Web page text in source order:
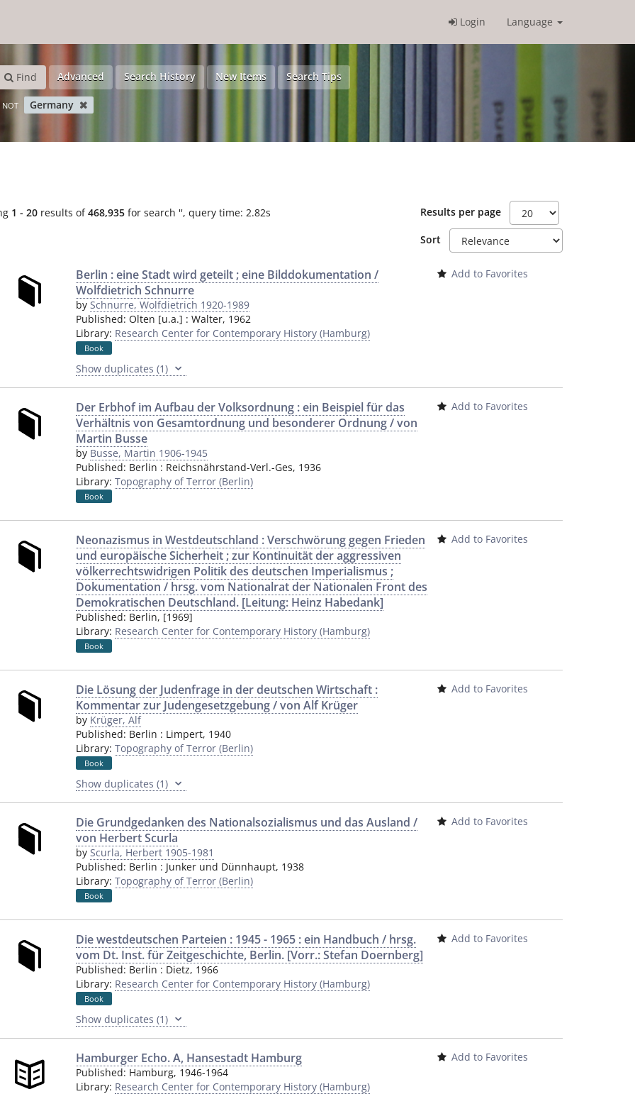
Login Language
Find Advanced Search History New Items Search Tips
NOT Germany
1 - 20 results of468,935 for search '', query time: 2.82s Results per page
Sort
Berlin : eine Stadt wird geteilt ; eine Bilddokumentation /
Wolfdietrich Schnurre
by Schnurre, Wolfdietrich 1920-1989
Published: Olten [u.a.] : Walter, 1962
Library: Research Center for Contemporary History (Hamburg)
Book
Show duplicates (1)
Add to Favorites
Der Erbhof im Aufbau der Volksordnung : ein Beispiel für das
Verhältnis von Gesamtordnung und besonderer Ordnung / von
Martin Busse
by Busse, Martin 1906-1945
Published: Berlin : Reichsnährstand-Verl.-Ges, 1936
Library: Topography of Terror (Berlin)
Book
Add to Favorites
Neonazismus in Westdeutschland : Verschwörung gegen Frieden
und europäische Sicherheit ; zur Kontinuität der aggressiven
völkerrechtswidrigen Politik des deutschen Imperialismus ;
Dokumentation / hrsg. vom Nationalrat der Nationalen Front des
Demokratischen Deutschland. [Leitung: Heinz Habedank]
Published: Berlin, [1969]
Library: Research Center for Contemporary History (Hamburg)
Book
Add to Favorites
Die Lösung der Judenfrage in der deutschen Wirtschaft :
Kommentar zur Judengesetzgebung / von Alf Krüger
by Krüger, Alf
Published: Berlin : Limpert, 1940
Library: Topography of Terror (Berlin)
Book
Show duplicates (1)
Add to Favorites
Die Grundgedanken des Nationalsozialismus und das Ausland /
von Herbert Scurla
by Scurla, Herbert 1905-1981
Published: Berlin : Junker und Dünnhaupt, 1938
Library: Topography of Terror (Berlin)
Book
Add to Favorites
Die westdeutschen Parteien : 1945 - 1965 : ein Handbuch / hrsg.
vom Dt. Inst. für Zeitgeschichte, Berlin. [Vorr.: Stefan Doernberg]
Published: Berlin : Dietz, 1966
Library: Research Center for Contemporary History (Hamburg)
Book
Show duplicates (1)
Add to Favorites
Hamburger Echo. A, Hansestadt Hamburg
Published: Hamburg, 1946-1964
Library: Research Center for Contemporary History (Hamburg)
Add to Favorites